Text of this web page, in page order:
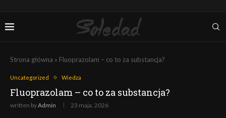
Strona główna » Fluoprazolam – co to za substancja?
Uncategorized Wiedza
Fluoprazolam – co to za substancja?
written byAdmin 23 maja, 2026